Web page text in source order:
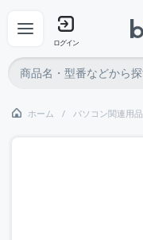
ログイン
ホーム パソコン関連用品